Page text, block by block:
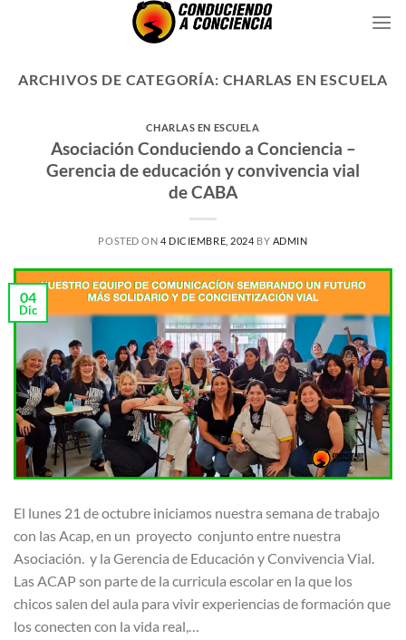
ARCHIVOS DE CATEGORÍA: CHARLAS EN ESCUELA
CHARLAS EN ESCUELA
Asociación Conduciendo a Conciencia –
Gerencia de educación y convivencia vial
de CABA
POSTED ON 4 DICIEMBRE, 2024 BY ADMIN
04
Dic
El lunes 21 de octubre iniciamos nuestra semana de trabajo
con las Acap, en un proyecto conjunto entre nuestra
Asociación. y la Gerencia de Educación y Convivencia Vial.
Las ACAP son parte de la curricula escolar en la que los
chicos salen del aula para vivir experiencias de formación que
los conecten con la vida real,…